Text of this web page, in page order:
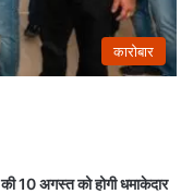
कारोबार
10 अगस्त को होगी धमाकेदार